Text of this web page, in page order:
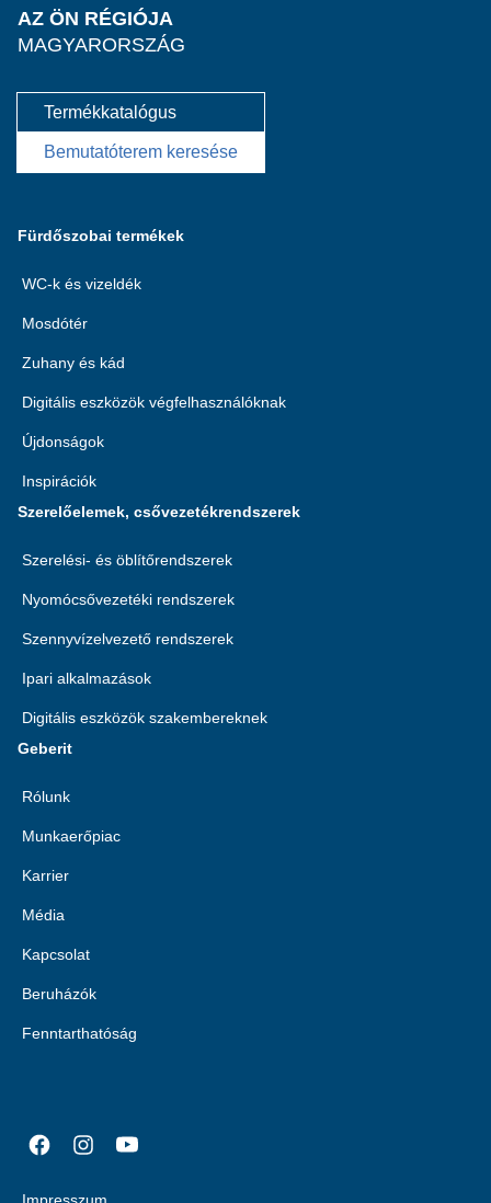
AZ ÖN RÉGIÓJA
MAGYARORSZÁG
Termékkatalógus
Bemutatóterem keresése
Fürdőszobai termékek
WC-k és vizeldék
Mosdótér
Zuhany és kád
Digitális eszközök végfelhasználóknak
Újdonságok
Inspirációk
Szerelőelemek, csővezetékrendszerek
Szerelési- és öblítőrendszerek
Nyomócsővezetéki rendszerek
Szennyvízelvezető rendszerek
Ipari alkalmazások
Digitális eszközök szakembereknek
Geberit
Rólunk
Munkaerőpiac
Karrier
Média
Kapcsolat
Beruházók
Fenntarthatóság